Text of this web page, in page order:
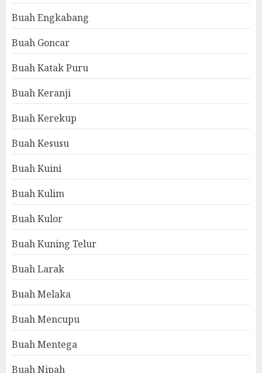
Buah Engkabang
Buah Goncar
Buah Katak Puru
Buah Keranji
Buah Kerekup
Buah Kesusu
Buah Kuini
Buah Kulim
Buah Kulor
Buah Kuning Telur
Buah Larak
Buah Melaka
Buah Mencupu
Buah Mentega
Buah Nipah